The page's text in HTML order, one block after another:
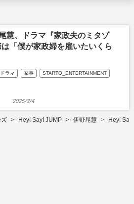
慧、ドラマ『家政夫のミタゾ
「僕が家政婦を雇いたいくら
ドラマ 家事 STARTO_ENTERTAINMENT
2025/3/4
ズ Hey! Say! JUMP 伊野尾慧 Hey!